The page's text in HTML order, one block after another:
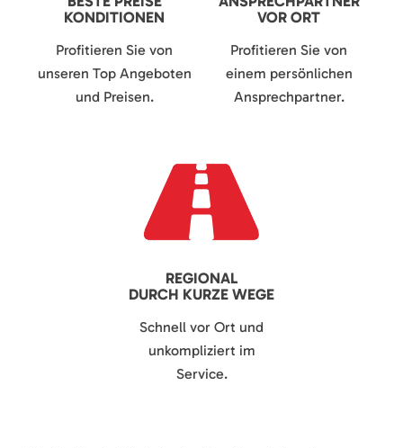
KONDITIONEN
Profitieren Sie von
unseren Top Angeboten
und Preisen.
VOR ORT
Profitieren Sie von
einem persönlichen
Ansprechpartner.
REGIONAL
DURCH KURZE WEGE
Schnell vor Ort und
unkompliziert im
Service.